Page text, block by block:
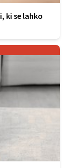
ki se lahko